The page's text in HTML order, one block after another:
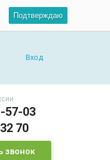
Подтверждаю
Вход
57-03
70
звонок